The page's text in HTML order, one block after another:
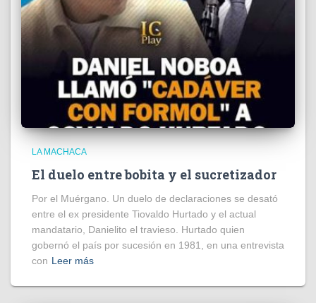
LA MACHACA
El duelo entre bobita y el sucretizador
Por el Muérgano. Un duelo de declaraciones se desató
entre el ex presidente Tiovaldo Hurtado y el actual
mandatario, Danielito el travieso. Hurtado quien
gobernó el país por sucesión en 1981, en una entrevista
con Leer más